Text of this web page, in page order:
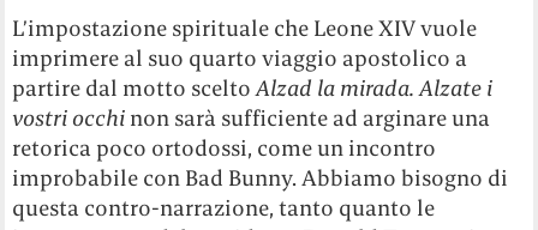
L’impostazione spirituale che Leone XIV vuole
imprimere al suo quarto viaggio apostolico a
partire dal motto sceltoAlzad la mirada. Alzate i
vostri occhi non sarà sufficiente ad arginare una
retorica poco ortodossi, come un incontro
improbabile con Bad Bunny. Abbiamo bisogno di
questa contro-narrazione, tanto quanto le